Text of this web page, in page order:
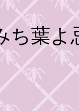
ち葉よ